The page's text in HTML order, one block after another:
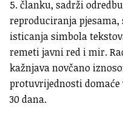
5. članku, sadrži
reproduciranja
isticanja simbola
remeti javni red i mir.
kažnjava novčano
protuvrijednosti
30 dana.